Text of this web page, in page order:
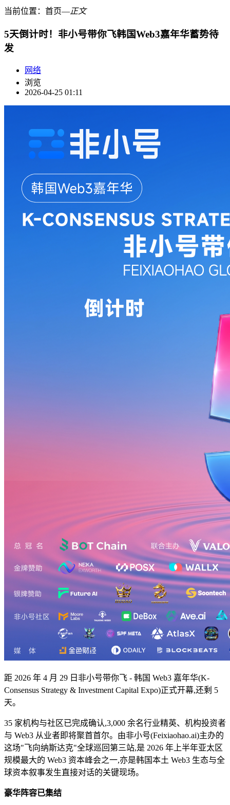
当前位置： 首页―正文
5天倒计时！非小号带你飞韩国Web3嘉年华蓄势待
发
网络
浏览
2026-04-25 01:11
距 2026 年 4 月 29 日非小号带你飞 - 韩国 Web3 嘉年华(K-
Consensus Strategy & Investment Capital Expo)正式开幕,还剩 5
天。
35 家机构与社区已完成确认,3,000 余名行业精英、机构投资者
与 Web3 从业者即将聚首首尔。由非小号(Feixiaohao.ai)主办的
这场"飞向纳斯达克"全球巡回第三站,是 2026 年上半年亚太区
规模最大的 Web3 资本峰会之一,亦是韩国本土 Web3 生态与全
球资本叙事发生直接对话的关键现场。
豪华阵容已集结